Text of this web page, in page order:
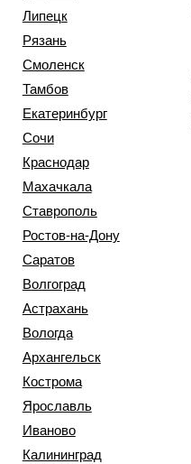
Липецк
Рязань
Смоленск
Тамбов
Екатеринбург
Сочи
Краснодар
Махачкала
Ставрополь
Ростов-на-Дону
Саратов
Волгоград
Астрахань
Вологда
Архангельск
Кострома
Ярославль
Иваново
Калининград